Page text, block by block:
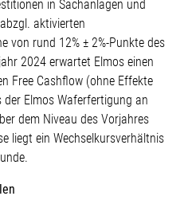
in Sachanlagen und
aktivierten
von rund 12% ± 2%-Punkte des
2024 erwartet Elmos einen
Free Cashflow (ohne Effekte
Elmos Waferfertigung an
dem Niveau des Vorjahres
liegt ein Wechselkursverhältnis